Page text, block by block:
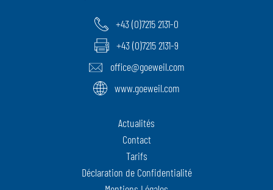
+43 (0)7215 2131-0
+43 (0)7215 2131-9
office@goeweil.com
www.goeweil.com
Actualités
Contact
Tarifs
Déclaration de Confidentialité